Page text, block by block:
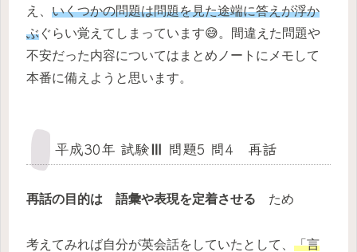
え、 いくつかの問題は問題を見た途端に答えが浮か
ぶぐらい覚えてしまっています😅。間違えた問題や
不安だった内容についてはまとめノートにメモして
本番に備えようと思います。
平成30年 試験Ⅲ 問題5 問4 再話
再話の目的は 語彙や表現を定着させる ため
考えてみれば自分が英会話をしていたとして、 「言